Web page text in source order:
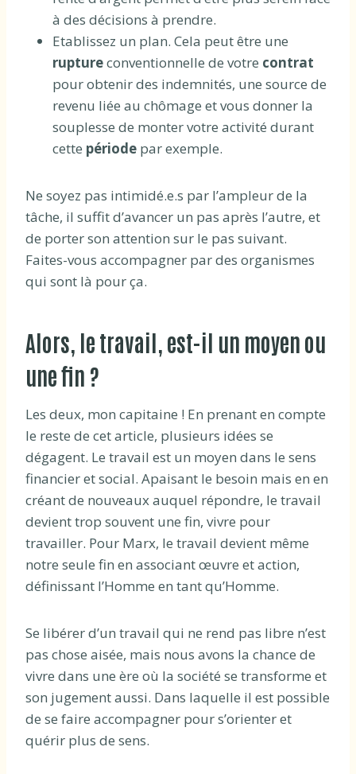
à des décisions à prendre.
Etablissez un plan. Cela peut être une
ruptureconventionnelle de votre contrat
pour obtenir des indemnités, une source de
revenu liée au chômage et vous donner la
souplesse de monter votre activité durant
cette période par exemple.
Ne soyez pas intimidé.e.s par l’ampleur de la
tâche, il suffit d’avancer un pas après l’autre, et
de porter son attention sur le pas suivant.
Faites-vous accompagner par des organismes
qui sont là pour ça.
Alors, le travail, est-il un moyen ou
une fin ?
Les deux, mon capitaine ! En prenant en compte
le reste de cet article, plusieurs idées se
dégagent. Le travail est un moyen dans le sens
financier et social. Apaisant le besoin mais en en
créant de nouveaux auquel répondre, le travail
devient trop souvent une fin, vivre pour
travailler. Pour Marx, le travail devient même
notre seule fin en associant œuvre et action,
définissant l’Homme en tant qu’Homme.
Se libérer d’un travail qui ne rend pas libre n’est
pas chose aisée, mais nous avons la chance de
vivre dans une ère où la société se transforme et
son jugement aussi. Dans laquelle il est possible
de se faire accompagner pour s’orienter et
quérir plus de sens.